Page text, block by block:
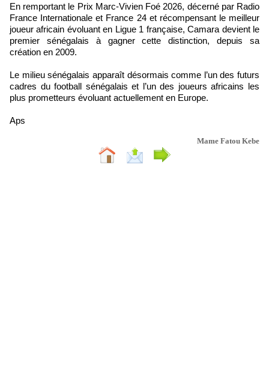
En remportant le Prix Marc-Vivien Foé 2026, décerné par Radio
France Internationale et France 24 et récompensant le meilleur
joueur africain évoluant en Ligue 1 française, Camara devient le
premier sénégalais à gagner cette distinction, depuis sa
création en 2009.
Le milieu sénégalais apparaît désormais comme l’un des futurs
cadres du football sénégalais et l’un des joueurs africains les
plus prometteurs évoluant actuellement en Europe.
Aps
Mame Fatou Kebe